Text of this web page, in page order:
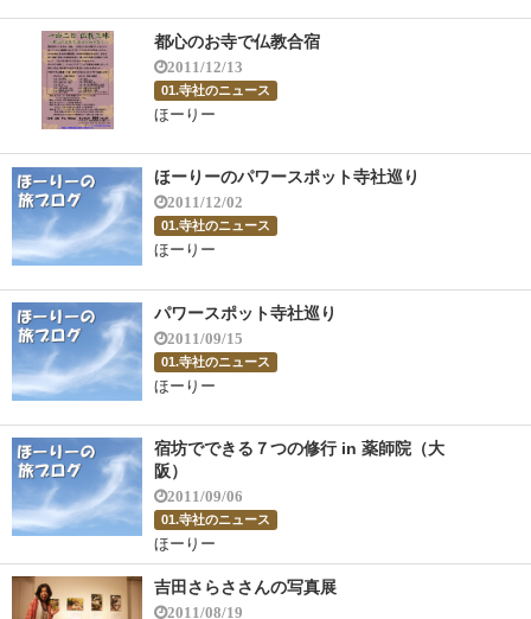
都心のお寺で仏教合宿
2011/12/13
01.寺社のニュース
ほーりー
ほーりーのパワースポット寺社巡り
2011/12/02
01.寺社のニュース
ほーりー
パワースポット寺社巡り
2011/09/15
01.寺社のニュース
ほーりー
宿坊でできる７つの修行 in 薬師院（大
阪）
2011/09/06
01.寺社のニュース
ほーりー
吉田さらささんの写真展
2011/08/19